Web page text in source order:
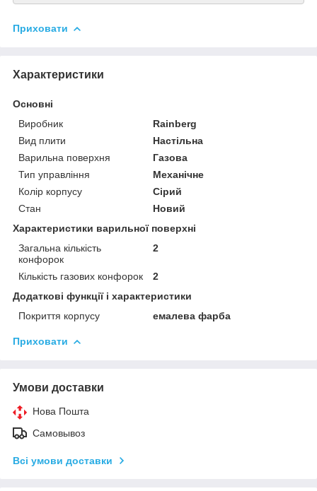
Приховати
Характеристики
Основні
Виробник
Rainberg
Вид плити
Настільна
Варильна поверхня
Газова
Тип управління
Механічне
Колір корпусу
Сірий
Стан
Новий
Характеристики варильної поверхні
Загальна кількість
конфорок
2
Кількість газових конфорок
2
Додаткові функції і характеристики
Покриття корпусу
емалева фарба
Приховати
Умови доставки
Нова Пошта
Самовывоз
Всі умови доставки